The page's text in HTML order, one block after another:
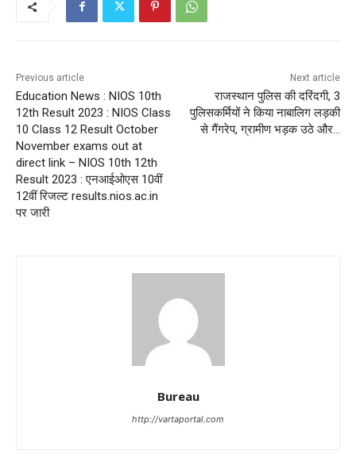
Previous article
Education News : NIOS 10th
12th Result 2023 : NIOS Class
10 Class 12 Result October
November exams out at
direct link – NIOS 10th 12th
Result 2023 : एनआईओएस 10वीं
12वीं रिजल्ट results.nios.ac.in
पर जारी
Next article
राजस्थान पुलिस की दरिंदगी, 3
पुलिसकर्मियों ने किया नाबालिग लड़की
से गैंगरेप, ग्रामीण भड़क उठे और…
Bureau
http://vartaportal.com